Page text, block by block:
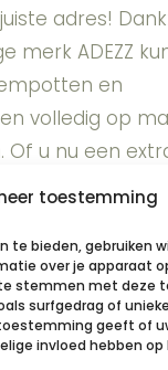
toestemming
te bieden, gebruiken
over je apparaat
stemmen met deze
surfgedrag of
toestemming geeft of
invloed hebben
adres!
merk ADEZZ
en
volledig op
Of u nu een
diepe variant
aansluit bij